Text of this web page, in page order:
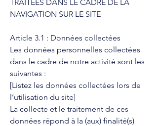
TRAITÉES DANS LE CADRE DE LA
NAVIGATION SUR LE SITE
Article 3.1 : Données collectées
Les données personnelles collectées
dans le cadre de notre activité sont les
suivantes :
[Listez les données collectées lors de
l’utilisation du site]
La collecte et le traitement de ces
données répond à la (aux) finalité(s)